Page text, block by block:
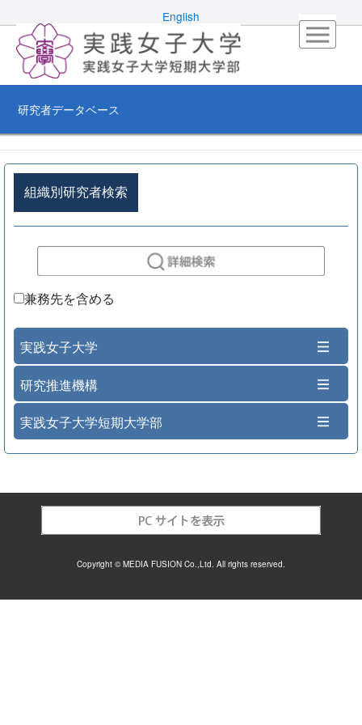
English
研究者データベース
組織別研究者検索
兼務先を含める
実践女子大学
研究推進機構
実践女子大学短期大学部
Copyright © MEDIA FUSION Co.,Ltd. All rights reserved.